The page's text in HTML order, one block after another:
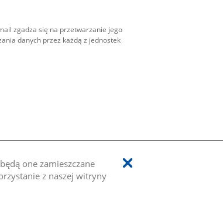
one zamieszczane
z naszej witryny
zgadza się na przetwarzanie jego
danych przez każdą z jednostek